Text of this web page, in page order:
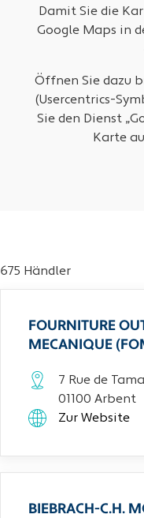
Damit Sie die
Google Maps in
Öffnen Sie dazu
(Usercentrics-
Sie den Dienst
Karte
675 Händler
FOURNITURE
MECANIQUE
7 Rue de
01100 Arbent
Zur Website
BIEBRACH-C.H.